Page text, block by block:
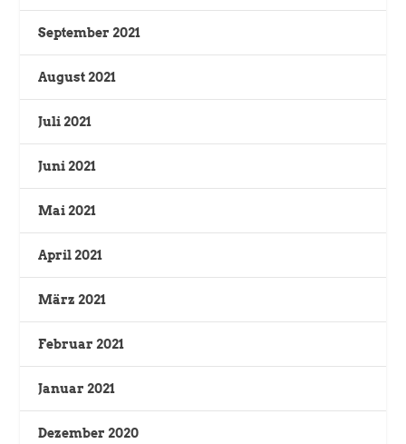
September 2021
August 2021
Juli 2021
Juni 2021
Mai 2021
April 2021
März 2021
Februar 2021
Januar 2021
Dezember 2020